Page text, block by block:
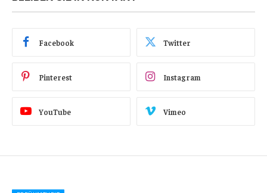
Facebook Twitter
Pinterest Instagram
YouTube Vimeo